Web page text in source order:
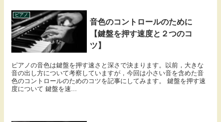
ピアノ
音色のコントロールのために
【鍵盤を押す速度と２つのコ
ツ】
ピアノの音色は鍵盤を押す速さと深さで決まります。以前，大きな
音の出し方について考察していますが，今回は小さい音を含めた音
色のコントロールのためのコツを記事にしてみます。 鍵盤を押す速
度について 鍵盤を速...